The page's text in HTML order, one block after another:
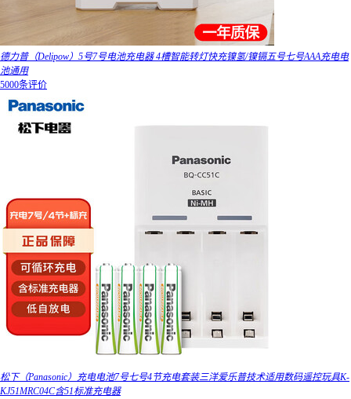
德力普（Delipow）5号7号电池充电器 4槽智能转灯快充镍氢/镍镉五号七号AAA充电电
池通用
5000条评价
松下（Panasonic）充电电池7号七号4节充电套装三洋爱乐普技术适用数码遥控玩具K-
KJ51MRC04C含51标准充电器